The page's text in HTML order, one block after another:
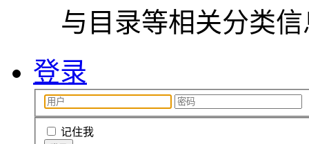
与目录等相关分类
登录
记住我